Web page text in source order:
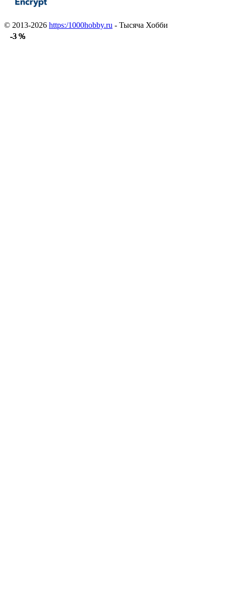
-3 %
-3 %
-3 %
-3 %
-3 %
-3 %
© 2013-2026 https:/1000hobby.ru - Тысяча Хобби